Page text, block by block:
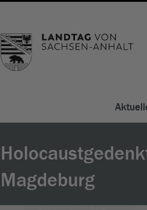
Magdeburg